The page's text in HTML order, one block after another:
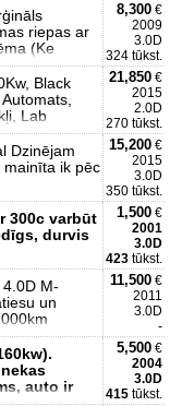
riepas ar
(Ke
8,300 €
2009
3.0D
324 tūkst.
Black
Lab
21,850 €
2015
2.0D
270 tūkst.
Dzinējam
mainīta ik pēc
15,200 €
2015
3.0D
350 tūkst.
300c varbūt
durvis
1,500 €
2001
3.0D
423 tūkst.
M-
un
11,500 €
2011
3.0D
-
auto ir
5,500 €
2004
3.0D
415 tūkst.